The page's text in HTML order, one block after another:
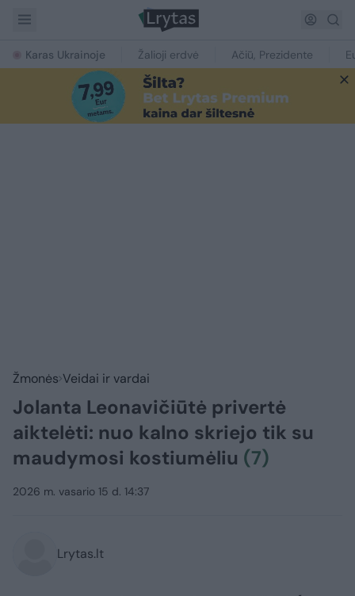
Karas Ukrainoje Žalioji erdvė Ačiū, Prezidente
Žmonės Veidai ir vardai
Jolanta Leonavičiūtė privertė
aiktelėti: nuo kalno skriejo tik su
maudymosi kostiumėliu (7)
2026 m. vasario 15 d. 14:37
Lrytas.lt